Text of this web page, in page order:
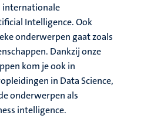
internationale
Intelligence. Ook
onderwerpen gaat zoals
Dankzij onze
kom je ook in
in Data Science,
onderwerpen als
intelligence.